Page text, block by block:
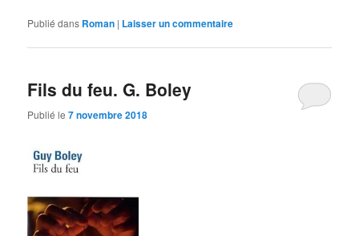
Publié dans Roman | Laisser un commentaire
Fils du feu. G. Boley
Publié le7 novembre 2018